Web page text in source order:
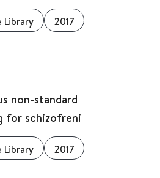
Library 2017
non-standard
for schizofreni
Library 2017